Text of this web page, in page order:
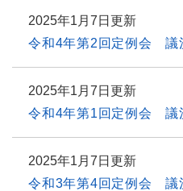
2025年1月7日更新
令和4年第2回定例会 議
2025年1月7日更新
令和4年第1回定例会 議
2025年1月7日更新
令和3年第4回定例会 議